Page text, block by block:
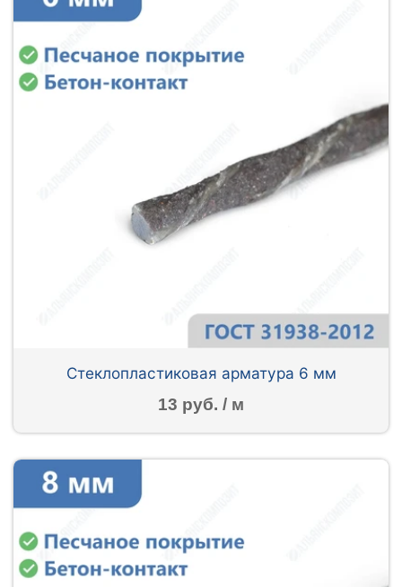
Стеклопластиковая арматура 6 мм
13 руб. / м